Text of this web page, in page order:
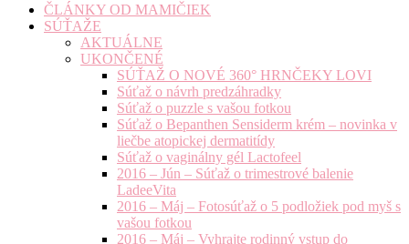
ČLÁNKY OD MAMIČIEK
SÚŤAŽE
AKTUÁLNE
UKONČENÉ
SÚŤAŽ O NOVÉ 360° HRNČEKY LOVI
Súťaž o návrh predzáhradky
Súťaž o puzzle s vašou fotkou
Súťaž o Bepanthen Sensiderm krém – novinka v
liečbe atopickej dermatitídy
Súťaž o vaginálny gél Lactofeel
2016 – Jún – Súťaž o trimestrové balenie
LadeeVita
2016 – Máj – Fotosúťaž o 5 podložiek pod myš s
vašou fotkou
2016 – Máj – Vyhrajte rodinný vstup do